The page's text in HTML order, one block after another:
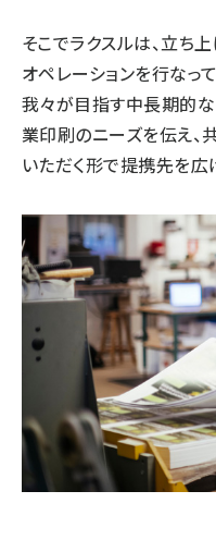
そこでラクスルは、立ち
オペレーションを行なっ
我々が目指す中長期的
業印刷のニーズを伝え、
いただく形で提携先を広